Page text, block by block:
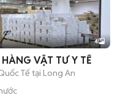
4
VẬT TƯ Y TẾ
Tế tại Long An